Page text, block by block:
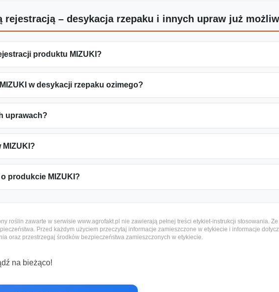
rejestracją – desykacja rzepaku i innych upraw już
produktu MIZUKI?
w desykacji rzepaku ozimego?
uprawach?
MIZUKI?
produkcie MIZUKI?
roślin zawarte w serwisie www.agrofakt.pl nie zawierają pełnej treści etykiet-instrukcji stosowania.
Przed każdym użyciem przeczytaj informacje zamieszczone w etykiecie i informacje
oraz przestrzegaj środków bezpieczeństwa zamieszczonych w etykiecie.
na bieżąco!